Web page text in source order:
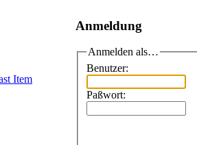
Anmeldung
Anmelden als…
Benutzer:
Paßwort: